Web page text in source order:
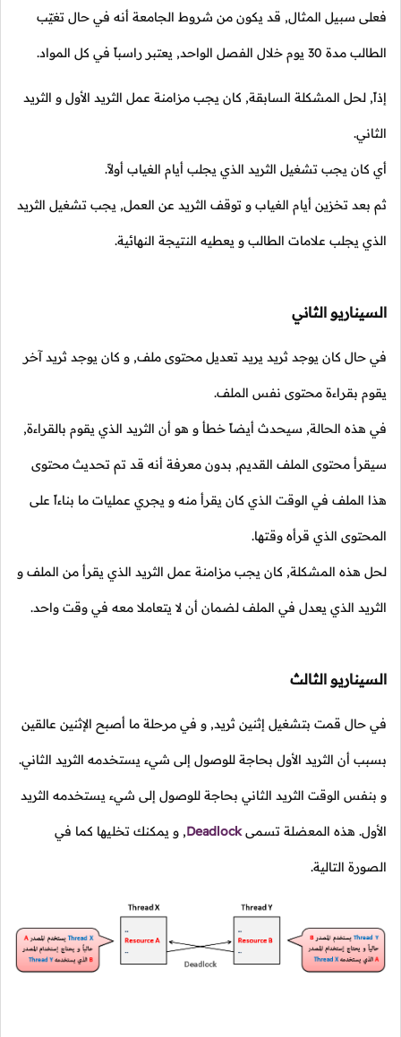
فعلى سبيل المثال, قد يكون من شروط الجامعة أنه في حال تغيّب
الطالب مدة 30 يوم خلال الفصل الواحد, يعتبر راسباً في كل المواد.
إذاً, لحل المشكلة السابقة, كان يجب مزامنة عمل الثريد الأول و الثريد
الثاني.
أي كان يجب تشغيل الثريد الذي يجلب أيام الغياب أولاً.
ثم بعد تخزين أيام الغياب و توقف الثريد عن العمل, يجب تشغيل الثريد
الذي يجلب علامات الطالب و يعطيه النتيجة النهائية.
السيناريو الثاني
في حال كان يوجد ثريد يريد تعديل محتوى ملف, و كان يوجد ثريد آخر
يقوم بقراءة محتوى نفس الملف.
في هذه الحالة, سيحدث أيضاً خطأ و هو أن الثريد الذي يقوم بالقراءة,
سيقرأ محتوى الملف القديم, بدون معرفة أنه قد تم تحديث محتوى
هذا الملف في الوقت الذي كان يقرأ منه و يجري عمليات ما بناءاً على
المحتوى الذي قرأه وقتها.
لحل هذه المشكلة, كان يجب مزامنة عمل الثريد الذي يقرأ من الملف و
الثريد الذي يعدل في الملف لضمان أن لا يتعاملا معه في وقت واحد.
السيناريو الثالث
في حال قمت بتشغيل إثنين ثريد, و في مرحلة ما أصبح الإثنين عالقين
بسبب أن الثريد الأول بحاجة للوصول إلى شيء يستخدمه الثريد الثاني.
و بنفس الوقت الثريد الثاني بحاجة للوصول إلى شيء يستخدمه الثريد
الأول. هذه المعضلة تسمىDeadlock
, و يمكنك تخليها كما في
الصورة التالية.